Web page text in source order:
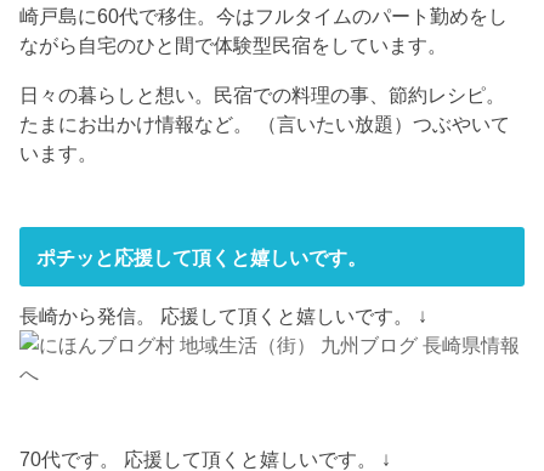
崎戸島に60代で移住。今はフルタイムのパート勤めをし
ながら自宅のひと間で体験型民宿をしています。
日々の暮らしと想い。民宿での料理の事、節約レシピ。
たまにお出かけ情報など。 （言いたい放題）つぶやいて
います。
ポチッと応援して頂くと嬉しいです。
長崎から発信。 応援して頂くと嬉しいです。 ↓
70代です。 応援して頂くと嬉しいです。 ↓